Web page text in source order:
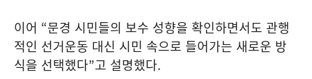
이어 “문경 시민들의 보수 성향을 확인하면서도 관행
적인 선거운동 대신 시민 속으로 들어가는 새로운 방
식을 선택했다”고 설명했다.